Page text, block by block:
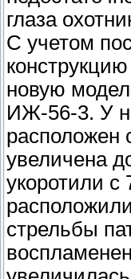
глаза
С учетом
новую
ИЖ-56-3. У
расположен
увеличена
укоротили
стрельбы